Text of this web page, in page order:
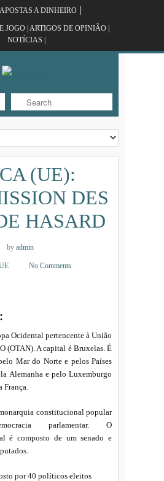
A DINHEIRO
JOGO | ARTIGOS DE OPINIÃO |
NOTÍCIAS |
(UE):
DES
HASARD
by admin
No Comments
Ocidental pertencente à União
(OTAN). A capital é Bruxelas. É
Mar do Norte e pelos Países
Alemanha e pelo Luxemburgo
França.
constitucional popular
parlamentar. O
é composto de um senado e
por 40 políticos eleitos